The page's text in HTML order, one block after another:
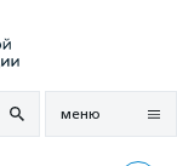
меню